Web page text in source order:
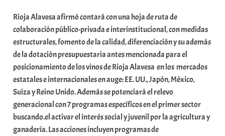
t
e
a
Rioja Alavesa afirmó contará con una hoja de ruta de
colaboración público-privada e interinstitucional, con medidas
estructurales, fomento de la calidad, diferenciación y su además
de la dotación presupuestaria antes mencionada para el
posicionamiento de los vinos de Rioja Alavesa en los mercados
estatales e internacionales en auge: EE. UU., Japón, México,
Suiza y Reino Unido. Además se potenciará el relevo
generacional con 7 programas específicos en el primer sector
buscando.el activar el interés social y juvenil por la agricultura y
ganadería. Las acciones incluyen programas de